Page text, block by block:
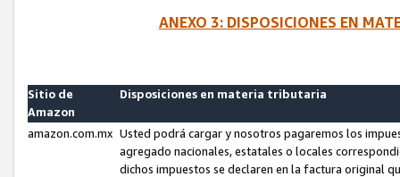
ANEXO 3: DISPOSICIONES EN
Sitio de
Amazon
Disposiciones en materia tributaria
amazon.com.mx Usted podrá cargar y nosotros pagaremos los
agregado nacionales, estatales o locales
dichos impuestos se declaren en la factura original